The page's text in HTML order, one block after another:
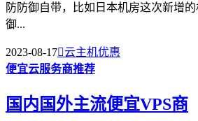
防防御自带，比如日本机房这次新增
御...
2023-08-17云主机优惠
便宜云服务商推荐
国内国外主流便宜VPS商